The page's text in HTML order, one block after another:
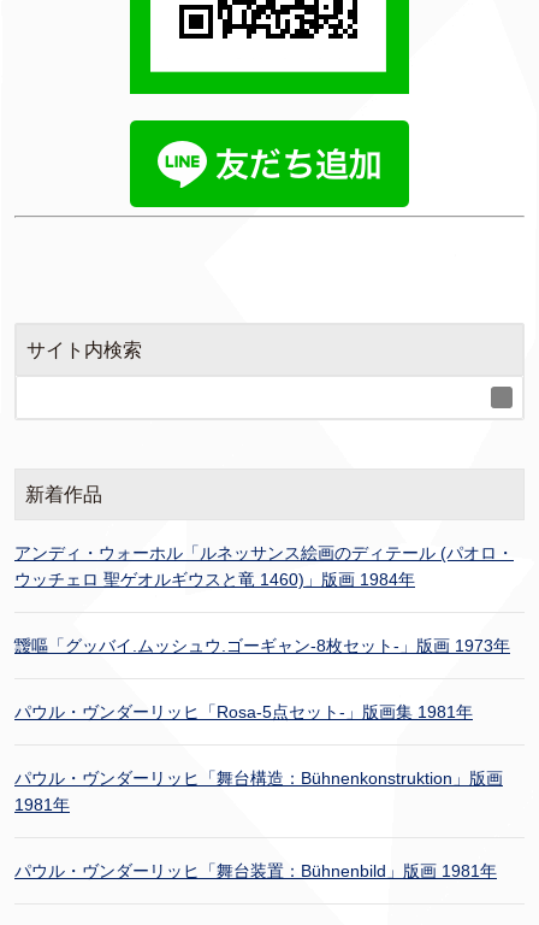
サイト内検索
新着作品
アンディ・ウォーホル「ルネッサンス絵画のディテール (パオロ・
ウッチェロ 聖ゲオルギウスと竜 1460)」版画 1984年
靉嘔「グッバイ.ムッシュウ.ゴーギャン-8枚セット-」版画 1973年
パウル・ヴンダーリッヒ「Rosa-5点セット-」版画集 1981年
パウル・ヴンダーリッヒ「舞台構造：Bühnenkonstruktion」版画
1981年
パウル・ヴンダーリッヒ「舞台装置：Bühnenbild」版画 1981年